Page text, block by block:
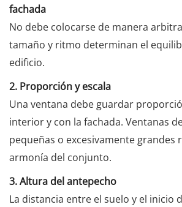
fachada
No debe colocarse de manera
tamaño y ritmo determinan el
edificio.
2. Proporción y escala
Una ventana debe guardar
interior y con la fachada. Ventanas
pequeñas o excesivamente grandes
armonía del conjunto.
3. Altura del antepecho
La distancia entre el suelo y el inicio